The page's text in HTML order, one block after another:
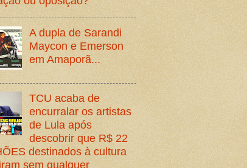
A dupla de Sarandi
Maycon e Emerson
em Amaporã...
TCU acaba de
encurralar os artistas
de Lula após
descobrir que R$ 22
destinados à cultura
sem qualquer